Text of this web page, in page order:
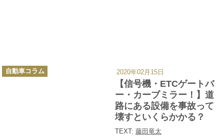
【信号機・ETCゲートバ
ー・カーブミラー！】道
路にある設備を事故って
壊すといくらかかる？
TEXT: 藤田竜太
カ
テ
自動車コラム 2020年02月15日